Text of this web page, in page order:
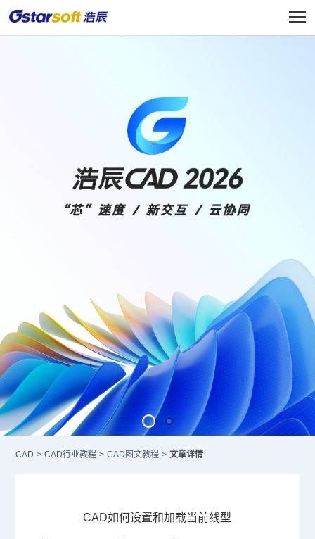
CAD > CAD行业教程 > CAD图文教程 > 文章详情
CAD如何设置和加载当前线型